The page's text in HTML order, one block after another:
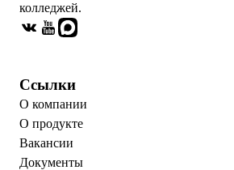
колледжей.
Ссылки
О компании
О продукте
Вакансии
Документы